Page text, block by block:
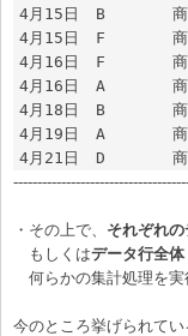
4月15日	B	商品A	1
4月15日	F	商品B	7
4月16日	F	商品B	1
4月16日	A	商品D	7
4月18日	B	商品B	2
4月19日	A	商品A	10
・その上で、 それぞれ
もしくはデータ行全
何らかの集計処理を実
今のところ挙げられて